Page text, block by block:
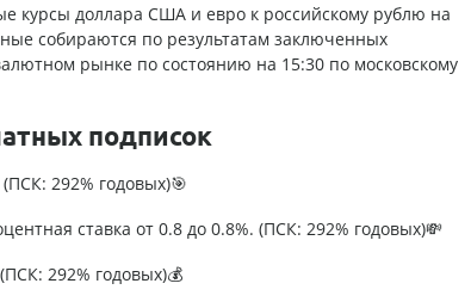
курсы доллара США и евро к российскому рублю на
собираются по результатам заключенных
рынке по состоянию на 15:30 по московскому
подписок
292% годовых)🎯
ставка от 0.8 до 0.8%. (ПСК: 292% годовых)💸
292% годовых)💰